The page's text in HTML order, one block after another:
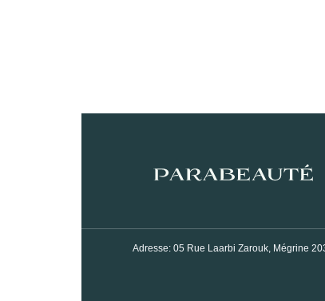
Adresse: 05 Rue Laarbi Zarouk, Mégrine